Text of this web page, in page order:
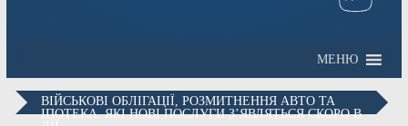
МЕНЮ
ВІЙСЬКОВІ ОБЛІГАЦІЇ, РОЗМИТНЕННЯ АВТО ТА
ІПОТЕКА. ЯКІ НОВІ ПОСЛУГИ З’ЯВЛЯТЬСЯ СКОРО В